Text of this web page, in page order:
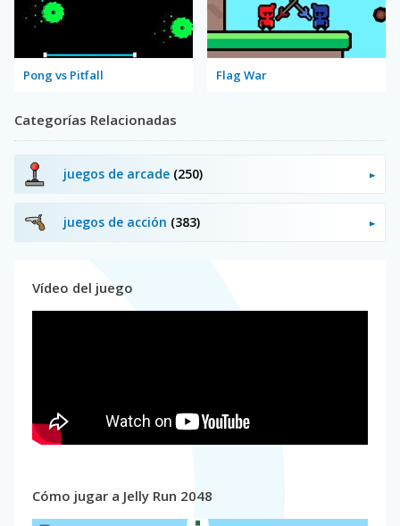
Pong vs Pitfall Flag War
Categorías Relacionadas
juegos de arcade (250)
juegos de acción (383)
Vídeo del juego
Cómo jugar a Jelly Run 2048